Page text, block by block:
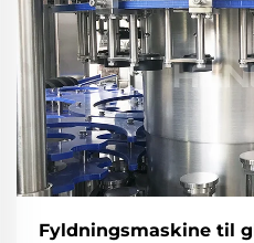
Fyldningsmaskine til